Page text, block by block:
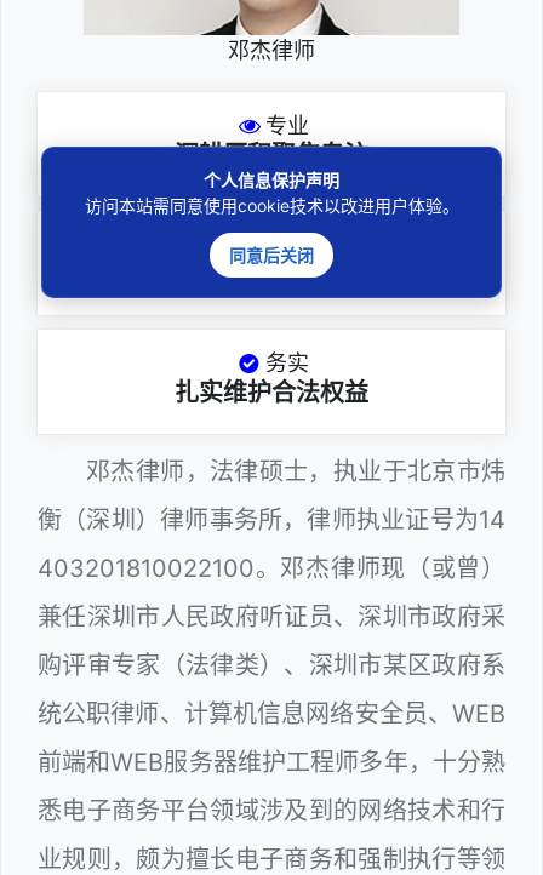
邓杰律师
专业
深耕厚积聚焦专注
尽责
全力办理委托事项
务实
扎实维护合法权益
邓杰律师，法律硕士，执业于北京市炜
衡（深圳）律师事务所，律师执业证号为14
403201810022100。邓杰律师现（或曾）
兼任深圳市人民政府听证员、深圳市政府采
购评审专家（法律类）、深圳市某区政府系
统公职律师、计算机信息网络安全员、WEB
前端和WEB服务器维护工程师多年，十分熟
悉电子商务平台领域涉及到的网络技术和行
业规则，颇为擅长电子商务和强制执行等领
个人信息保护声明
访问本站需同意使用cookie技术以改进用户体验。
同意后关闭